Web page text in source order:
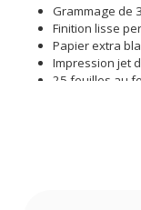
Grammage de
Finition lisse
Papier extra
Impression jet
25 feuilles au